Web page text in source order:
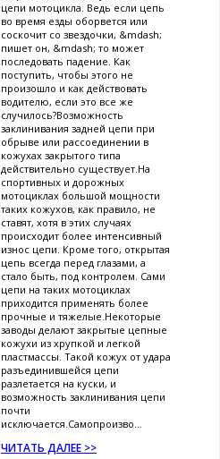
цепи мотоцикла. Ведь если цепь
во время езды оборвется или
соскочит со звездочки, &mdash;
пишет он, &mdash; то может
последовать падение. Как
поступить, чтобы этого не
произошло и как действовать
водителю, если это все же
случилось?Возможность
заклинивания задней цепи при
обрыве или рассоединении в
кожухах закрытого типа
действительно существует.На
спортивных и дорожных
мотоциклах большой мощности
таких кожухов, как правило, не
ставят, хотя в этих случаях
происходит более интенсивный
износ цепи. Кроме того, открытая
цепь всегда перед глазами, а
стало быть, под контролем. Сами
цепи на таких мотоциклах
приходится применять более
прочные и тяжелые.Некоторые
заводы делают закрытые цепные
кожухи из хрупкой и легкой
пластмассы. Такой кожух от удара
разъединившейся цепи
разлетается на куски, и
возможность заклинивания цепи
почти
исключается.Самопроизво...
ЧИТАТЬ ДАЛЕЕ >>